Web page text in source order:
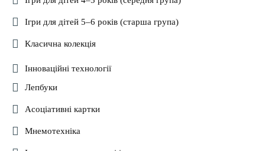
Ігри для дітей 5–6 років (старша група)
Класична колекція
Інноваційні технології
Лепбуки
Асоціативні картки
Мнемотехніка